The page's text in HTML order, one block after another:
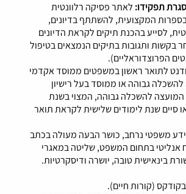
תפקידו: לאתר פסיקה רלוונטית
המקצועית, להשתתף בדיונים,
לסייע בהכנת תיקים לקראת הדיונים
בקשות ותגובות בתיקים הנמצאים בטיפול
הפרוצדוראליים).
לתואר ראשון במשפטים ממוסד אקדמי
גבוהה או ממוסד בעל רישיון
להשכלה גבוהה, המצוי בשנת
סיים שנת לימודים שלישית לקראת תואר
משפטי נרחב, כושר הבעה מעולה בכתב
אנליטי בתחום המשפט, שליטה במאגרי
בינאישית טובה, יושרה ודיסקרטיות.